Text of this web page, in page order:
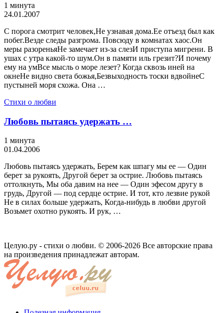
1 минута
24.01.2007
С порога смотрит человек,Не узнавая дома.Ее отъезд был как
побег.Везде следы разгрома. Повсюду в комнатах хаос.Он
меры разореньяНе замечает из-за слезИ приступа мигрени. В
ушах с утра какой-то шум.Он в памяти иль грезит?И почему
ему на умВсе мысль о море лезет? Когда сквозь иней на
окнеНе видно света божья,Безвыходность тоски вдвойнеС
пустыней моря схожа. Она …
Стихи о любви
Любовь пытаясь удержать …
1 минута
01.04.2006
Любовь пытаясь удержать, Берем как шпагу мы ее — Один
берет за рукоять, Другой берет за острие. Любовь пытаясь
оттолкнуть, Мы оба давим на нее — Один эфесом другу в
грудь, Другой — под сердце острие. И тот, кто лезвие рукой
Не в силах больше удержать, Когда-нибудь в любви другой
Возьмет охотно рукоять. И рук, …
Целую.ру - стихи о любви. © 2006-2026 Все авторские права
на произведения принадлежат авторам.